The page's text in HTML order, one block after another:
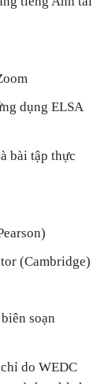
dụng ELSA
bài tập thực
(Cambridge)
soạn
do WEDC